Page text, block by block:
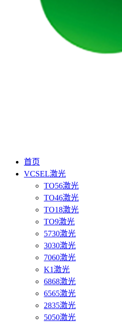
首页
VCSEL激光
TO56激光
TO46激光
TO18激光
TO9激光
5730激光
3030激光
7060激光
K1激光
6868激光
6565激光
2835激光
5050激光